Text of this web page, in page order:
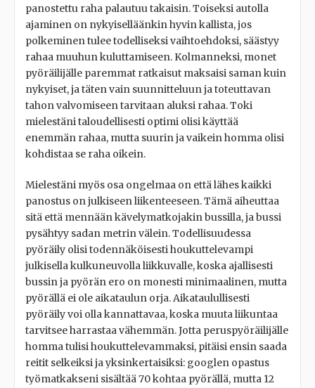
panostettu raha palautuu takaisin. Toiseksi autolla
ajaminen on nykyiselläänkin hyvin kallista, jos
polkeminen tulee todelliseksi vaihtoehdoksi, säästyy
rahaa muuhun kuluttamiseen. Kolmanneksi, monet
pyöräilijälle paremmat ratkaisut maksaisi saman kuin
nykyiset, ja täten vain suunnitteluun ja toteuttavan
tahon valvomiseen tarvitaan aluksi rahaa. Toki
mielestäni taloudellisesti optimi olisi käyttää
enemmän rahaa, mutta suurin ja vaikein homma olisi
kohdistaa se raha oikein.
Mielestäni myös osa ongelmaa on että lähes kaikki
panostus on julkiseen liikenteeseen. Tämä aiheuttaa
sitä että mennään kävelymatkojakin bussilla, ja bussi
pysähtyy sadan metrin välein. Todellisuudessa
pyöräily olisi todennäköisesti houkuttelevampi
julkisella kulkuneuvolla liikkuvalle, koska ajallisesti
bussin ja pyörän ero on monesti minimaalinen, mutta
pyörällä ei ole aikataulun orja. Aikataulullisesti
pyöräily voi olla kannattavaa, koska muuta liikuntaa
tarvitsee harrastaa vähemmän. Jotta peruspyöräilijälle
homma tulisi houkuttelevammaksi, pitäisi ensin saada
reitit selkeiksi ja yksinkertaisiksi: googlen opastus
työmatkakseni sisältää 70 kohtaa pyörällä, mutta 12